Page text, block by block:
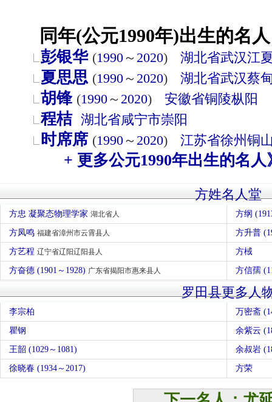
同年(公元1990年)出生的名
彭银华 (1990～ 2020) 湖北省武汉江
夏思思 (1990～ 2020) 湖北省武汉蔡
胡锋 (1990～ 2020) 安徽省铜陵枞阳
程桔 湖北省咸宁市崇阳
时席席 (1990～ 2020) 江苏省徐州 铜
+ 更多公元1990年出生的名人
方姓名人堂
方忠 凝聚态物理学家 湖北省人 方纲
方凤鸣 福建省漳州市云霄县人 方升普
方艺程 辽宁省辽阳辽阳县人 方棫
方奋德 (1901～1928) 广东省揭阳市惠来县人 方信孺
罗田县更多人
李宗柏 万密斋
瞿钢 余紫云
王韶 (1029～1081) 余叔岩
徐晓春 (1934～2017) 方荣